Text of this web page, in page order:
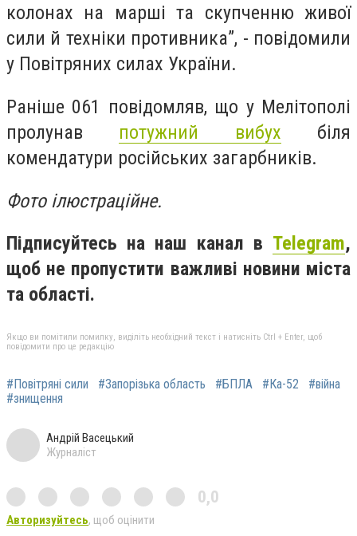
колонах на марші та скупченню живої
сили й техніки противника”, - повідомили
у Повітряних силах України.
Раніше 061 повідомляв, що у Мелітополі
пролунав потужний вибух біля
комендатури російських загарбників.
Фото ілюстраційне.
Підписуйтесь на наш канал в Telegram,
щоб не пропустити важливі новини міста
та області.
Якщо ви помітили помилку, виділіть необхідний текст і натисніть Ctrl + Enter, щоб
повідомити про це редакцію
#Повітряні сили #Запорізька область #БПЛА #Ка-52
#війна
#знищення
Андрій Васецький
Журналіст
0,0
Авторизуйтесь, щоб оцінити